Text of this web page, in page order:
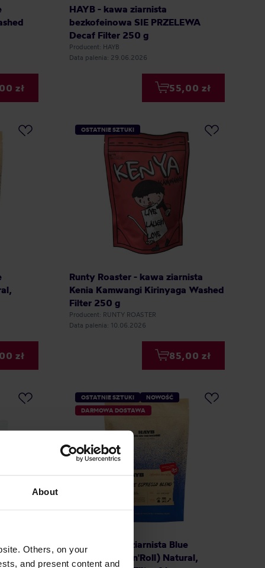
About
Others, on your
and present content and
zł
HAYB - kawa ziarnista
bezkofeinowa SIE PRZELEWA
Decaf Filter 250 g
Producent: HAYB
Data palenia: 29.06.2026
55,00 zł
zł
OSTATNIE SZTUKI
Runty Roaster - kawa ziarnista
Kenia Kamwangi Kirinyaga Washed
Filter 250 g
Producent: RUNTY ROASTER
Data palenia: 10.06.2026
85,00 zł
250 g +
OSTATNIE SZTUKI
NOWOŚĆ
DARMOWA DOSTAWA
HAYB - kawa ziarnista Blue
Espresso (Rak'n'Roll) Natural,